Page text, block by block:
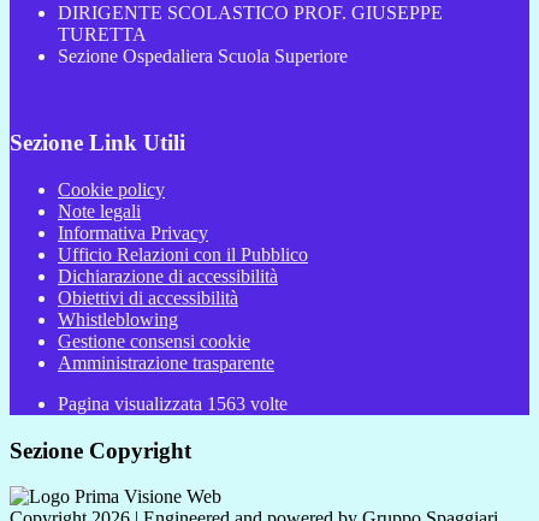
DIRIGENTE SCOLASTICO PROF. GIUSEPPE
TURETTA
Sezione Ospedaliera Scuola Superiore
Sezione Link Utili
Cookie policy
Note legali
Informativa Privacy
Ufficio Relazioni con il Pubblico
Dichiarazione di accessibilità
Obiettivi di accessibilità
Whistleblowing
Gestione consensi cookie
Amministrazione trasparente
Pagina visualizzata 1563 volte
Sezione Copyright